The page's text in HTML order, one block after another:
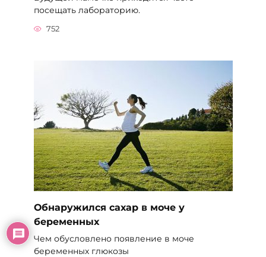
посещать лабораторию.
752
Обнаружился сахар в моче у
беременных
Чем обусловлено появление в моче
беременных глюкозы